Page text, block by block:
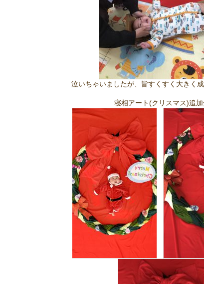
泣いちゃいましたが、皆すくすく大きく
寝相アート(クリスマス)追